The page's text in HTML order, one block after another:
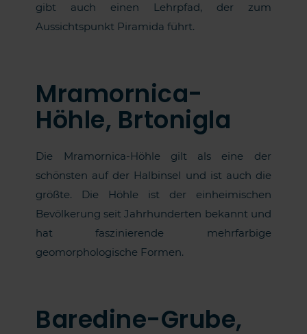
gibt auch einen Lehrpfad, der zum
Aussichtspunkt Piramida führt.
Mramornica-
Höhle, Brtonigla
Die Mramornica-Höhle gilt als eine der
schönsten auf der Halbinsel und ist auch die
größte. Die Höhle ist der einheimischen
Bevölkerung seit Jahrhunderten bekannt und
hat faszinierende mehrfarbige
geomorphologische Formen.
Baredine-Grube,